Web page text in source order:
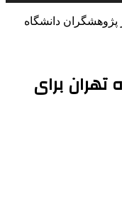
پژوهشگران دانشگاه
تهران برای